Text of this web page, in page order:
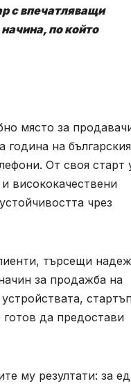
с впечатляващи
по който
място за
година на българския
От своя старт
висококачествени
чрез
търсещи
за продажба на
готов да предостави
му резултати: за